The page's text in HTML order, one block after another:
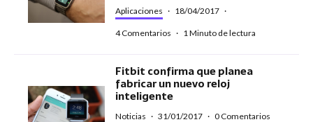
Aplicaciones · 18/04/2017 ·
4 Comentarios · 1 Minuto de lectura
Fitbit confirma que planea
fabricar un nuevo reloj
inteligente
Noticias · 31/01/2017 · 0 Comentarios